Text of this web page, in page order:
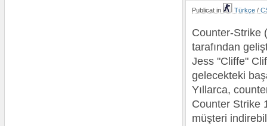
Publicat in Türkçe /
Counter-Strike
tarafından
Jess "Cliffe"
gelecekteki
Yıllarca,
Counter Strike
müşteri